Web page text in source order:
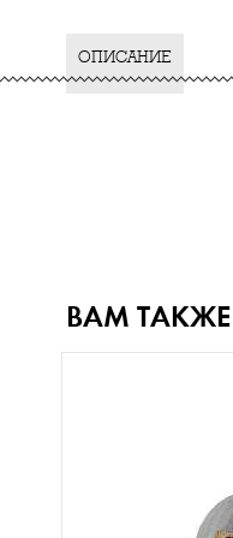
ОПИСАНИЕ
ВАМ